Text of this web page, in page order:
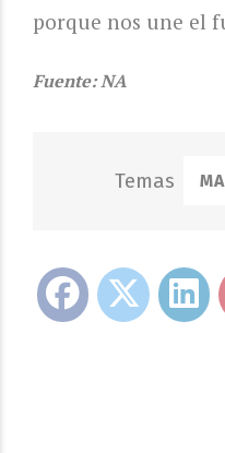
porque nos une el
Fuente: NA